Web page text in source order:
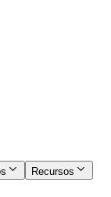
Recursos​​